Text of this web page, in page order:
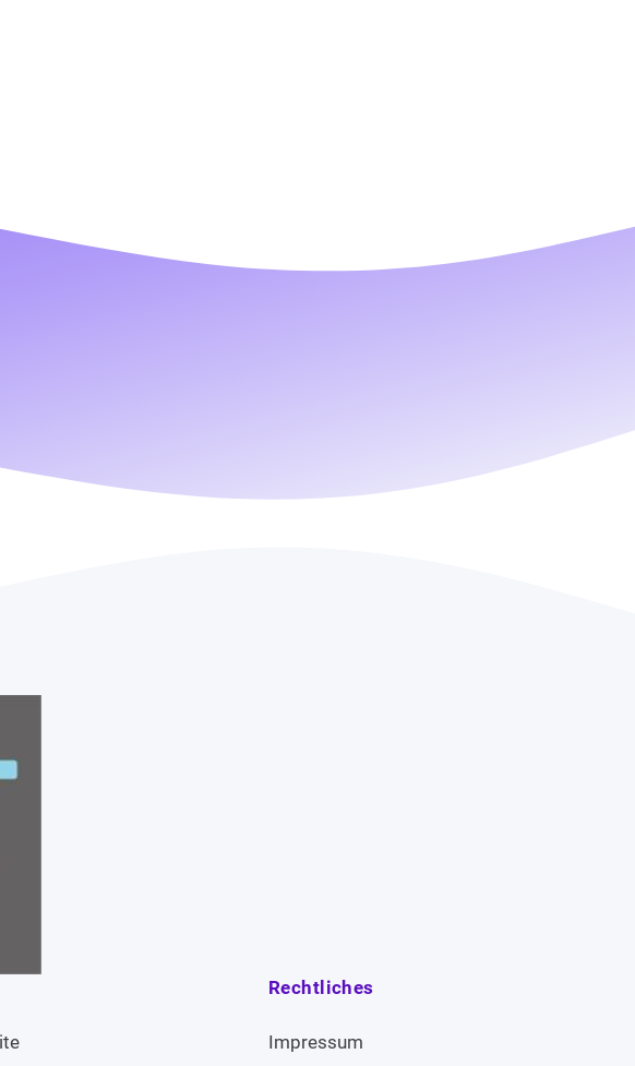
Rechtliches
Impressum